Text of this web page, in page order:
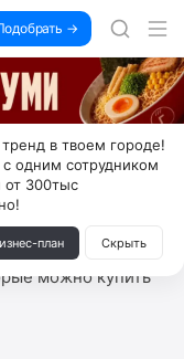
→
Авито, дома ни
зато каждый месяц
можно купить
тренд в твоем городе!
одним сотрудником
от 300тыс
план Скрыть